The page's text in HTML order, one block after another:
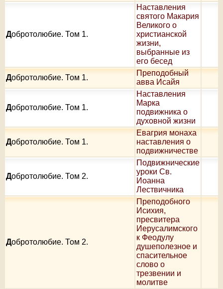
Добротолюбие. Том 1.
Наставления
святого Макария
Великого о
христианской
жизни,
выбранные из
его бесед
Добротолюбие. Том 1.
Преподобный
авва Исайя
Добротолюбие. Том 1.
Наставления
Марка
подвижника о
духовной жизни
Добротолюбие. Том 1.
Евагрия монаха
наставления о
подвижничестве
Добротолюбие. Том 2.
Подвижнические
уроки Св.
Иоанна
Лествичника
Добротолюбие. Том 2.
Преподобного
Исихия,
пресвитера
Иерусалимского
к Феодулу
душеполезное и
спасительное
слово о
трезвении и
молитве